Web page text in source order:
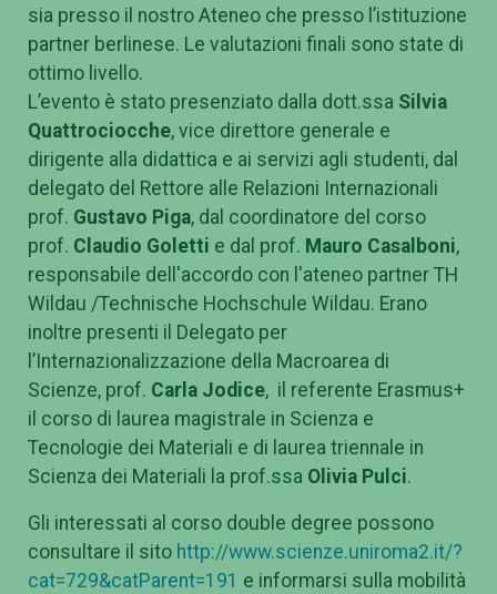
sia presso il nostro Ateneo che presso l’istituzione
partner berlinese. Le valutazioni finali sono state di
ottimo livello.
L’evento è stato presenziato dalla dott.ssa Silvia
Quattrociocche, vice direttore generale e
dirigente alla didattica e ai servizi agli studenti, dal
delegato del Rettore alle Relazioni Internazionali
prof. Gustavo Piga, dal coordinatore del corso
prof. Claudio Goletti e dal prof. Mauro Casalboni,
responsabile dell'accordo con l'ateneo partner TH
Wildau /Technische Hochschule Wildau. Erano
inoltre presenti il Delegato per
l’Internazionalizzazione della Macroarea di
Scienze, prof. Carla Jodice, il referente Erasmus+
il corso di laurea magistrale in Scienza e
Tecnologie dei Materiali e di laurea triennale in
Scienza dei Materiali la prof.ssa Olivia Pulci.
Gli interessati al corso double degree possono
consultare il sito http://www.scienze.uniroma2.it/?
cat=729&catParent=191 e informarsi sulla mobilità